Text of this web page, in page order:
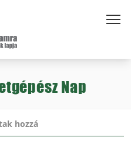
Nap
hozzá